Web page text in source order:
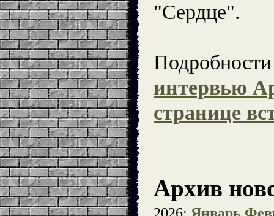
"Сердце".
интервью
странице
Архив